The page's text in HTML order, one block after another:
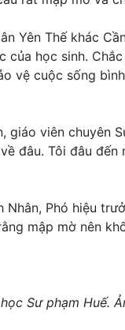
Yên Thế khác
học sinh.
vệ cuộc sống
viên chuyên
đâu. Tôi đâu
Nhân, Phó hiệu
mập mờ nên
Sư phạm Huế.